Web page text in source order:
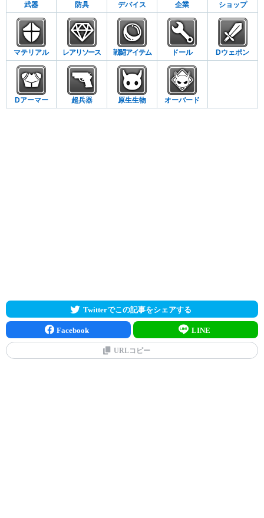
武器 防具 デバイス 企業 ショップ
マテリアル レアリソース 戦闘アイテム ドール Dウェポン
Dアーマー 超兵器 原生生物 オーバード
Twitterでこの記事をシェアする
Facebook LINE
URLコピー